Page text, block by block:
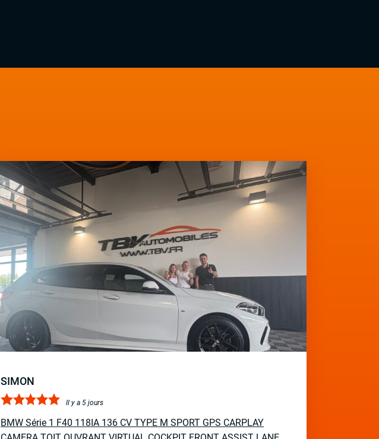
SIMON
Il y a 5 jours
BMW Série 1 F40 118IA 136 CV TYPE M SPORT GPS CARPLAY